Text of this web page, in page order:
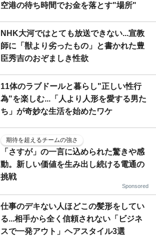
空港の待ち時間でお金を落とす"場所"
NHK大河ではとても放送できない...宣教
師に「獣より劣ったもの」と書かれた豊
臣秀吉のおぞましき性欲
11体のラブドールと暮らし"正しい性行
為"を楽しむ...「人より人形を愛する男た
ち」が奇妙な生活を始めたワケ
期待を超えるチームの強さ
「さすが」の一言に込められた驚きや感
動。新しい価値を生み出し続ける電通の
挑戦
Sponsored
仕事のデキない人ほどこの髪形をしてい
る...相手から全く信頼されない「ビジネ
スで一発アウト」ヘアスタイル3選